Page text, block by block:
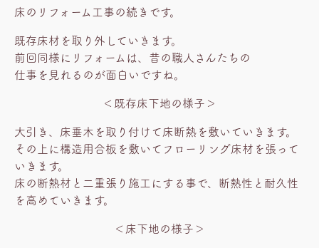
床のリフォーム工事の続きです。
既存床材を取り外していきます。
前回同様にリフォームは、昔の職人さんたちの
仕事を見れるのが面白いですね。
＜既存床下地の様子＞
大引き、床垂木を取り付けて床断熱を敷いていきます。
その上に構造用合板を敷いてフローリング床材を張って
いきます。
床の断熱材と二重張り施工にする事で、断熱性と耐久性
を高めていきます。
＜床下地の様子＞